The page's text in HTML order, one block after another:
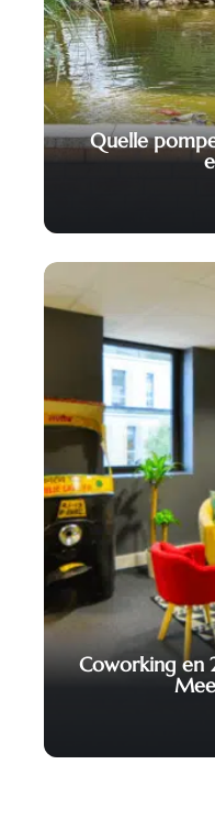
Quelle
Coworking en